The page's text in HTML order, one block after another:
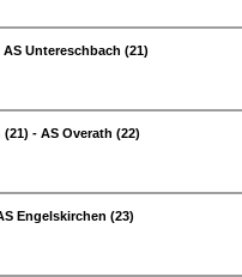
Untereschbach (21)
- AS Overath (22)
Engelskirchen (23)